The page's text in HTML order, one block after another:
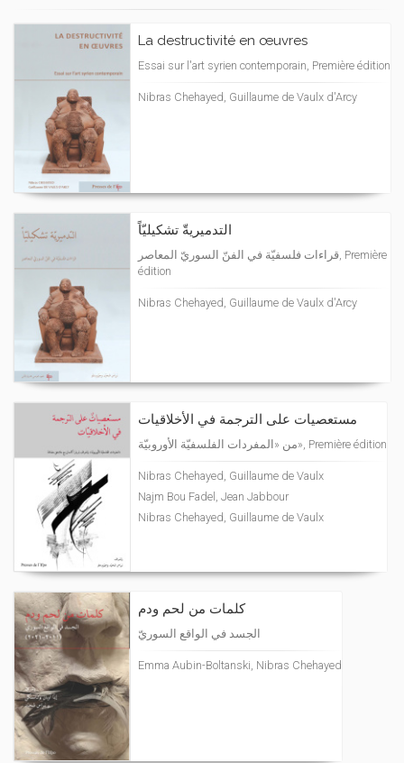
La destructivité en œuvres
Essai sur l'art syrien contemporain, Première édition
Nibras Chehayed, Guillaume de Vaulx d'Arcy
التدميريةّ تشكيليّاً
قراءات فلسفيّة في الفنّ السوريّ المعاصر, Première
édition
Nibras Chehayed, Guillaume de Vaulx d'Arcy
مستعصيات على الترجمة في الأخلاقيات
من «المفردات الفلسفيّة الأوروبيّة», Première édition
Nibras Chehayed, Guillaume de Vaulx
Najm Bou Fadel, Jean Jabbour
Nibras Chehayed, Guillaume de Vaulx
كلمات من لحم ودم
الجسد في الواقع السوريّ
Emma Aubin-Boltanski, Nibras Chehayed